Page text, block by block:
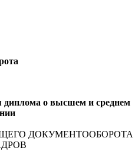
диплома о высшем и среднем
ДОКУМЕНТООБОРОТА